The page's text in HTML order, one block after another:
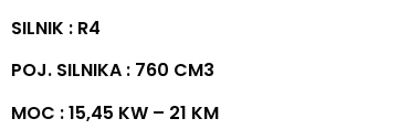
SILNIK : R4
POJ. SILNIKA : 760 CM3
MOC : 15,45 KW – 21 KM